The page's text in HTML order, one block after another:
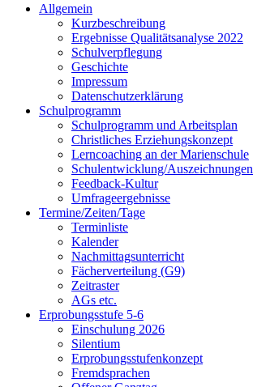
Allgemein
Kurzbeschreibung
Ergebnisse Qualitätsanalyse 2022
Schulverpflegung
Geschichte
Impressum
Datenschutzerklärung
Schulprogramm
Schulprogramm und Arbeitsplan
Christliches Erziehungskonzept
Lerncoaching an der Marienschule
Schulentwicklung/Auszeichnungen
Feedback-Kultur
Umfrageergebnisse
Termine/Zeiten/Tage
Terminliste
Kalender
Nachmittagsunterricht
Fächerverteilung (G9)
Zeitraster
AGs etc.
Erprobungsstufe 5-6
Einschulung 2026
Silentium
Erprobungsstufenkonzept
Fremdsprachen